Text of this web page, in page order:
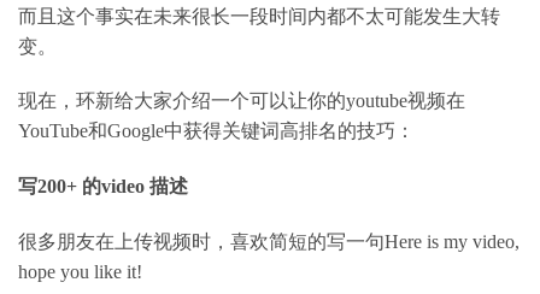
而且这个事实在未来很长一段时间内都不太可能发生大转
变。
现在，环新给大家介绍一个可以让你的youtube视频在
YouTube和Google中获得关键词高排名的技巧：
写200+ 的video 描述
很多朋友在上传视频时，喜欢简短的写一句Here is my video,
hope you like it!